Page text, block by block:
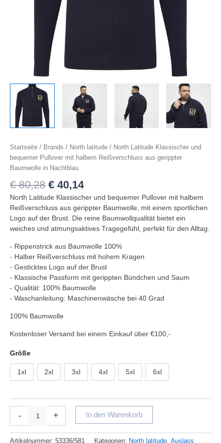
Startseite / Brands / North latitude / North Latitude Klassischer und
bequemer Pullover mit halbem Reißverschluss aus gerippter
Baumwolle in Nachtblau
€80,28 € 40,14
North Latitude Klassischer und bequemer Pullover mit halbem
Reißverschluss aus gerippter Baumwolle, mit einem sportlichen
Logo auf der Brust. Die reine Baumwollqualität bietet ein
weiches und atmungsaktives Tragegefühl, perfekt für den Alltag.
- Rippenstrick aus Baumwolle 100%
- Halber Reißverschluss mit hohem Kragen
- Gesticktes Logo auf der Brust
- Klassische Passform mit gerippten Bündchen und Saum
- Qualität: 100% Baumwolle
- Waschanleitung: Maschinenwäsche bei 40 Grad
100% Baumwolle
Kostenloser Versand bei einem Einkauf über €100,-
Größe
1xl 2xl 3xl 4xl 5xl 6xl
- + In den Warenkorb
Artikelnummer: 53336/581 Kategorien: North latitude, Auslass